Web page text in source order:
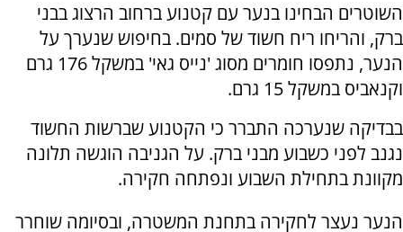
השוטרים הבחינו בנער עם קטנוע ברחוב הרצוג בבני
ברק, והריחו ריח חשוד של סמים. בחיפוש שנערך על
הנער, נתפסו חומרים מסוג 'נייס גאי' במשקל 176 גרם
וקנאביס במשקל 15 גרם.
בבדיקה שנערכה התברר כי הקטנוע שברשות החשוד
נגנב לפני כשבוע מבני ברק. על הגניבה הוגשה תלונה
מקוונת בתחילת השבוע ונפתחה חקירה.
הנער נעצר לחקירה בתחנת המשטרה, ובסיומה שוחרר